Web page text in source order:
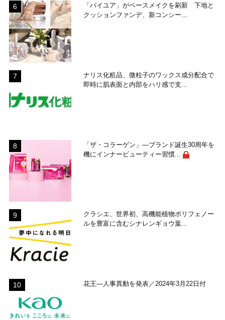
「バイユア」がベースメイクを刷新 下地と
クッションファンデ、新コンシー...
ナリス化粧品、微粒子のワックス成分配合で
即時に肌表面と内部をハリ感で支...
「ザ・コラーゲン」―ブランド誕生30周年を
機にインナービューティー習慣...
クラシエ、世界初、高機能植物ポリフェノー
ルを豊富に含むシナレンギョウ葉...
花王―人事異動を発表／2024年3月22日付